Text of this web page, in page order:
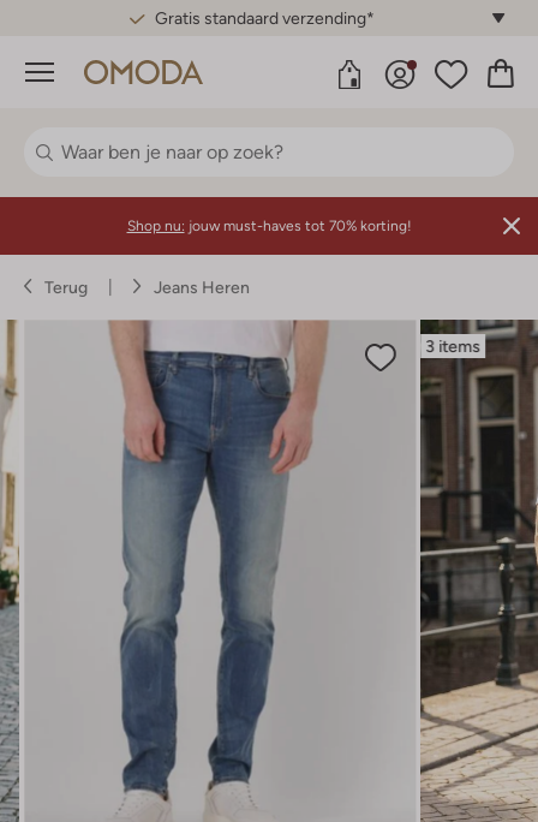
Gratis standaard verzending*
Menu
Shop nu: jouw must-haves tot 70% korting!
Terug Jeans Heren
3 items